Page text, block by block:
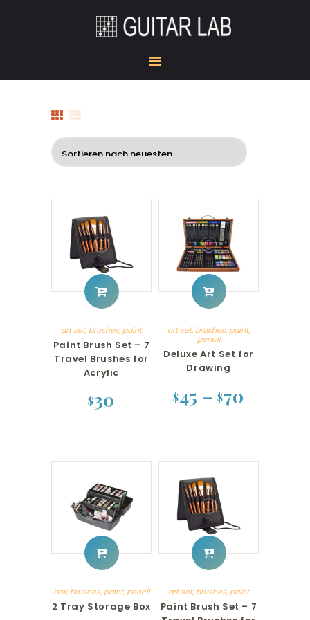
ACADEMY
GUITAR DOJO
GEAR CORNER
art set, brushes, paint
Paint Brush Set – 7
Travel Brushes for
Acrylic
$30
auf.
Die
Optionen
können
auf
der
Produktseite
werden
art set, brushes, paint,
pencil
Deluxe Art Set for
Drawing
$45 –$70
Varianten
auf.
Die
Optionen
können
auf
der
Produktseite
gewählt
box, brushes, paint, pencil
2 Tray Storage Box
art set, brushes, paint
Paint Brush Set – 7